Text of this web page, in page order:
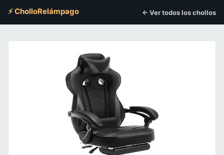
⚡ CholloRelámpago ← Ver todos los chollos